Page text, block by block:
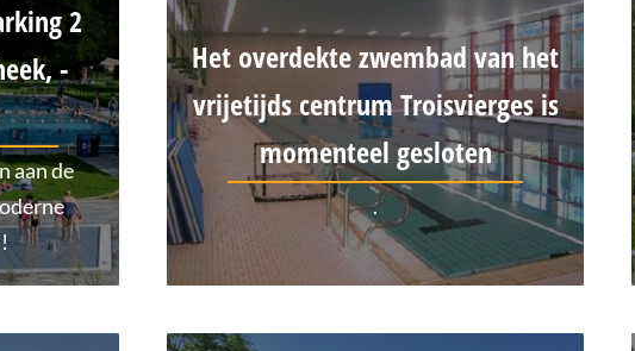
2
-
aan de
Het overdekte zwembad van het
vrijetijds centrum Troisvierges is
momenteel gesloten
.